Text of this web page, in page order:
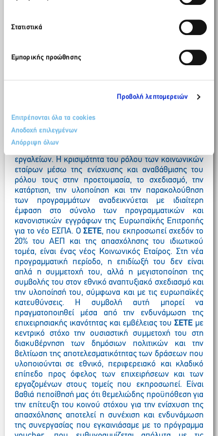
Στατιστικά
Εμπορικής προώθησης
Προβολή λεπτομερειών
Επιτρέπονται όλα τα cookies
Αποδοχή επιλεγμένων
Απόρριψη όλων
εξειδικευμένες ανάγκες κάθε κατηγορίας προϊόντος
και τις ιδιαίτερες απαιτήσεις της αντίστοιχης αγοράς
επαγγελματική κατάρτιση σε πραγματικές συνθήκες
εργασίας, η πρακτική άσκηση και η μαθητεία με βάση
που οδηγούν σε διεθνώς αναγνωρισμένα
επενδύσει στην προσπάθεια δημιουργίας «τουριστικής
συνείδησης» ιδιαίτερα στις πρώτες βαθμίδες της
τυπικής εκπαίδευσης με την αξιοποίηση των
σύγχρονων τεχνολογιών και διαδικτυακών
εργαλείων. Η κρισιμότητα του ρόλου των κοινωνικών
εταίρων μέσω της ενίσχυσης και αναβάθμισης του
ρόλου τους στην προετοιμασία, το σχεδιασμό, την
κατάρτιση, την υλοποίηση και την παρακολούθηση
των προγραμμάτων αναδεικνύεται με ιδιαίτερη
έμφαση στο σύνολο των προγραμματικών και
κανονιστικών εγγράφων της Ευρωπαϊκής Επιτροπής
για το νέο ΕΣΠΑ. Ο ΣΕΤΕ, που εκπροσωπεί σχεδόν το
20% του ΑΕΠ και της απασχόλησης του ιδιωτικού
τομέα, είναι ένας νέος Κοινωνικός Εταίρος. Στη νέα
προγραμματική περίοδο, η επιδίωξή του δεν είναι
απλά η συμμετοχή του, αλλά η μεγιστοποίηση της
συμβολής του στον εθνικό αναπτυξιακό σχεδιασμό και
την υλοποίησή του, σύμφωνα και με τις ευρωπαϊκές
κατευθύνσεις. Η συμβολή αυτή μπορεί να
πραγματοποιηθεί μέσα από την ενδυνάμωση της
επιχειρησιακής ικανότητας και εμβέλειας του ΣΕΤΕ με
κεντρικό στόχο την ουσιαστική συμμετοχή του στη
διακυβέρνηση των δημόσιων πολιτικών και την
βελτίωση της αποτελεσματικότητας των δράσεων που
υλοποιούνται σε εθνικό, περιφερειακό και κλαδικό
επίπεδο προς όφελος των επιχειρήσεων και των
εργαζομένων στους τομείς που εκπροσωπεί. Είναι
βαθιά πεποίθησή μας ότι θεμελιώδης προϋπόθεση για
την επίτευξη του κοινού στόχου για την ενίσχυση της
απασχόλησης αποτελεί η συνέχιση και ενδυνάμωση
της συνεργασίας που εγκαινιάσαμε με το πρόγραμμα